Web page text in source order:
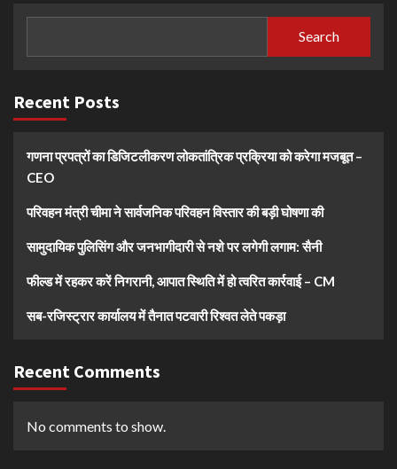
Search
Recent Posts
गणना प्रपत्रों का डिजिटलीकरण लोकतांत्रिक प्रक्रिया को करेगा मजबूत –
CEO
परिवहन मंत्री चीमा ने सार्वजनिक परिवहन विस्तार की बड़ी घोषणा की
सामुदायिक पुलिसिंग और जनभागीदारी से नशे पर लगेगी लगाम: सैनी
फील्ड में रहकर करें निगरानी, आपात स्थिति में हो त्वरित कार्रवाई – CM
सब-रजिस्ट्रार कार्यालय में तैनात पटवारी रिश्वत लेते पकड़ा
Recent Comments
No comments to show.